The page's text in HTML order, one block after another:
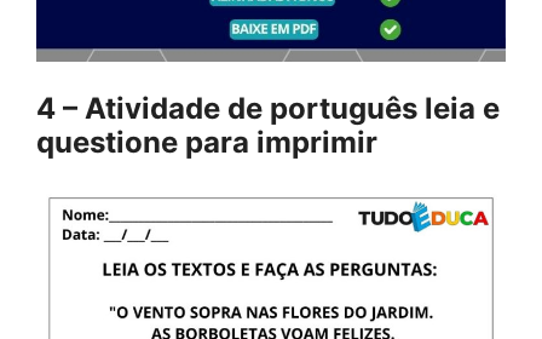
4 – Atividade de português leia e
questione para imprimir